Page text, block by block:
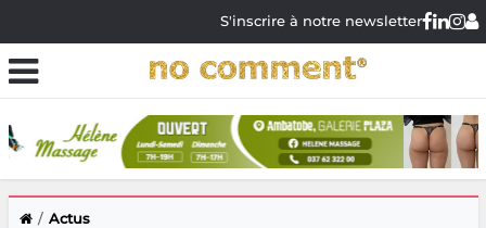
S'inscrire à notre newsletter
Actus